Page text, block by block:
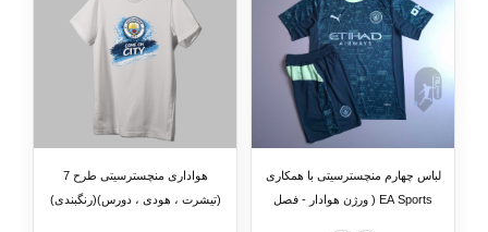
لباس چهارم منچسترسیتی با همکاری
EA Sports ( ورژن هوادار - فصل
هواداری منچسترسیتی طرح 7
(تیشرت ، هودی ، دورس)(رنگبندی)